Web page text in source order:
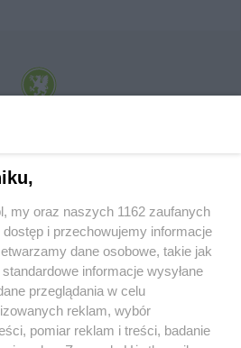
z o.o. Internetowy Serwis Informacyjny Miasta
PRYWATNOŚCI HOSTING
my oraz naszych 1162 zaufanych
i przechowujemy informacje
dane osobowe, takie jak
informacje wysyłane
przeglądania w celu
reklam, wybór
pomiar reklam i treści, badanie